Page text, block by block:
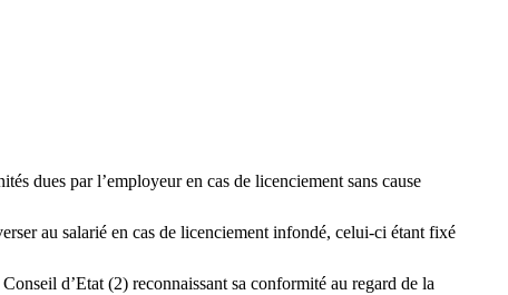
dues par l’employeur en cas de licenciement sans cause
au salarié en cas de licenciement infondé, celui-ci étant fixé
d’Etat (2) reconnaissant sa conformité au regard de la